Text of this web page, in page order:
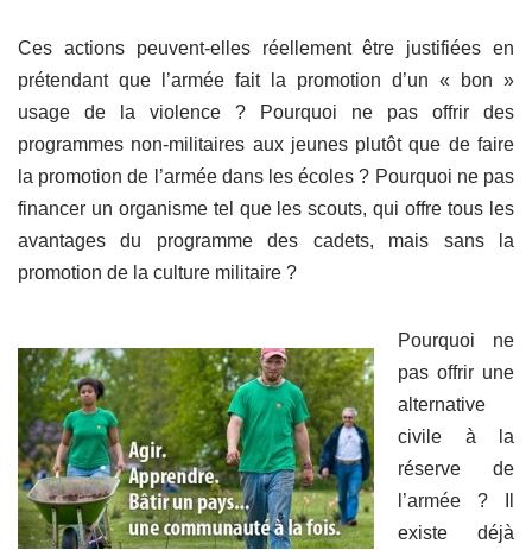
Ces actions peuvent-elles réellement être justifiées en
prétendant que l’armée fait la promotion d’un « bon »
usage de la violence ? Pourquoi ne pas offrir des
programmes non-militaires aux jeunes plutôt que de faire
la promotion de l’armée dans les écoles ? Pourquoi ne pas
financer un organisme tel que les scouts, qui offre tous les
avantages du programme des cadets, mais sans la
promotion de la culture militaire ?
Pourquoi ne
pas offrir une
alternative
civile à la
réserve de
l’armée ? Il
existe déjà